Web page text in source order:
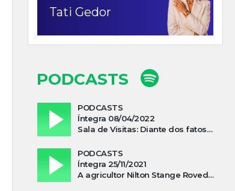
Tati Gedor
PODCASTS
PODCASTS
Íntegra 08/04/2022
Sala de Visitas: Diante dos fatos que influenciam a economia o que podemos esperar de 2022
PODCASTS
Íntegra 25/11/2021
A agricultor Nilton Stange Roveda, afirma ter recebido ajuda espiritual durante acidente